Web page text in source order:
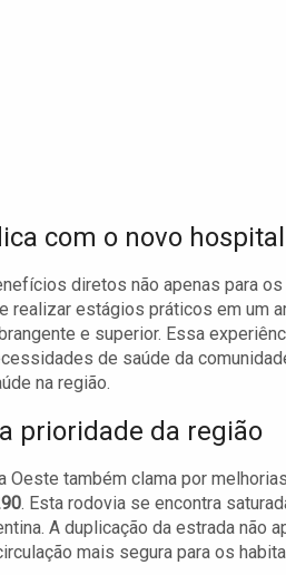
com o novo hospital
diretos não apenas para
realizar estágios práticos em um
e superior. Essa
de saúde da
na região.
prioridade da região
Oeste também clama por
. Esta rodovia se encontra
A duplicação da estrada não
mais segura para os